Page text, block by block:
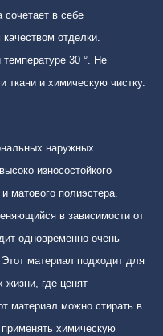
в себе
отделки.
30 °. Не
ткани и химическую чистку.
наружных
износостойкого
матового полиэстера.
в зависимости от
одновременно очень
Этот материал подходит для
жизни, где ценят
материал можно стирать в
химическую